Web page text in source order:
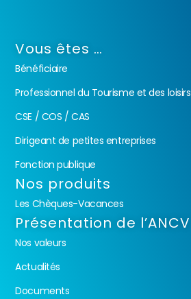
Vous êtes …
Bénéficiaire
Professionnel du Tourisme et des loisirs
CSE / COS / CAS
Dirigeant de petites entreprises
Fonction publique
Nos produits
Les Chèques-Vacances
Présentation de l’ANCV
Nos valeurs
Actualités
Documents